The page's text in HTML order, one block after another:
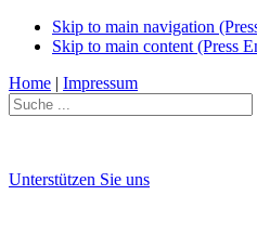
Skip to main navigation
Skip to main content (Press
Home | Impressum
Unterstützen Sie uns